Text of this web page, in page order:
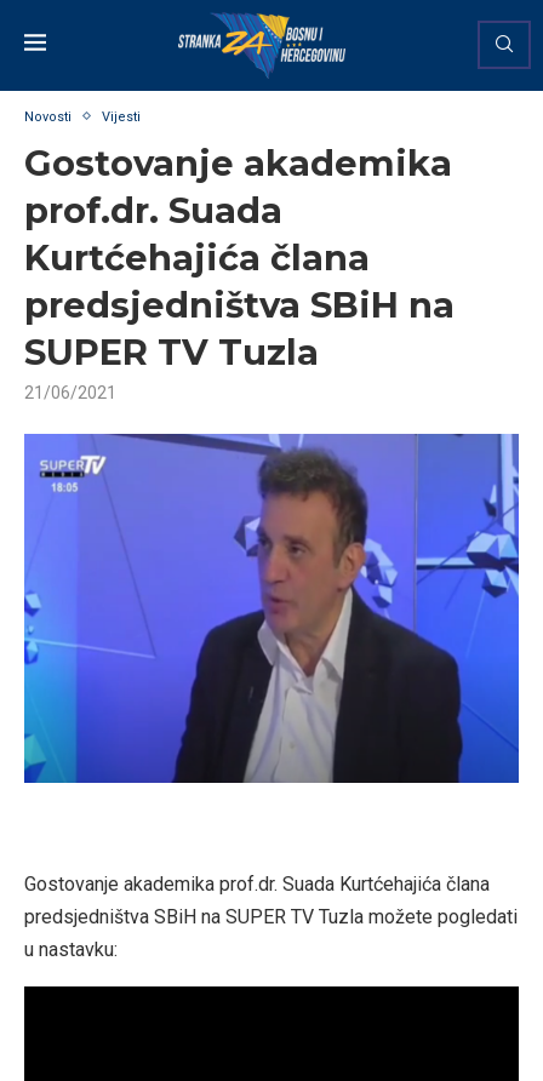
Novosti Vijesti
Gostovanje akademika
prof.dr. Suada
Kurtćehajića člana
predsjedništva SBiH na
SUPER TV Tuzla
21/06/2021
Gostovanje akademika prof.dr. Suada Kurtćehajića člana
predsjedništva SBiH na SUPER TV Tuzla možete pogledati
u nastavku: